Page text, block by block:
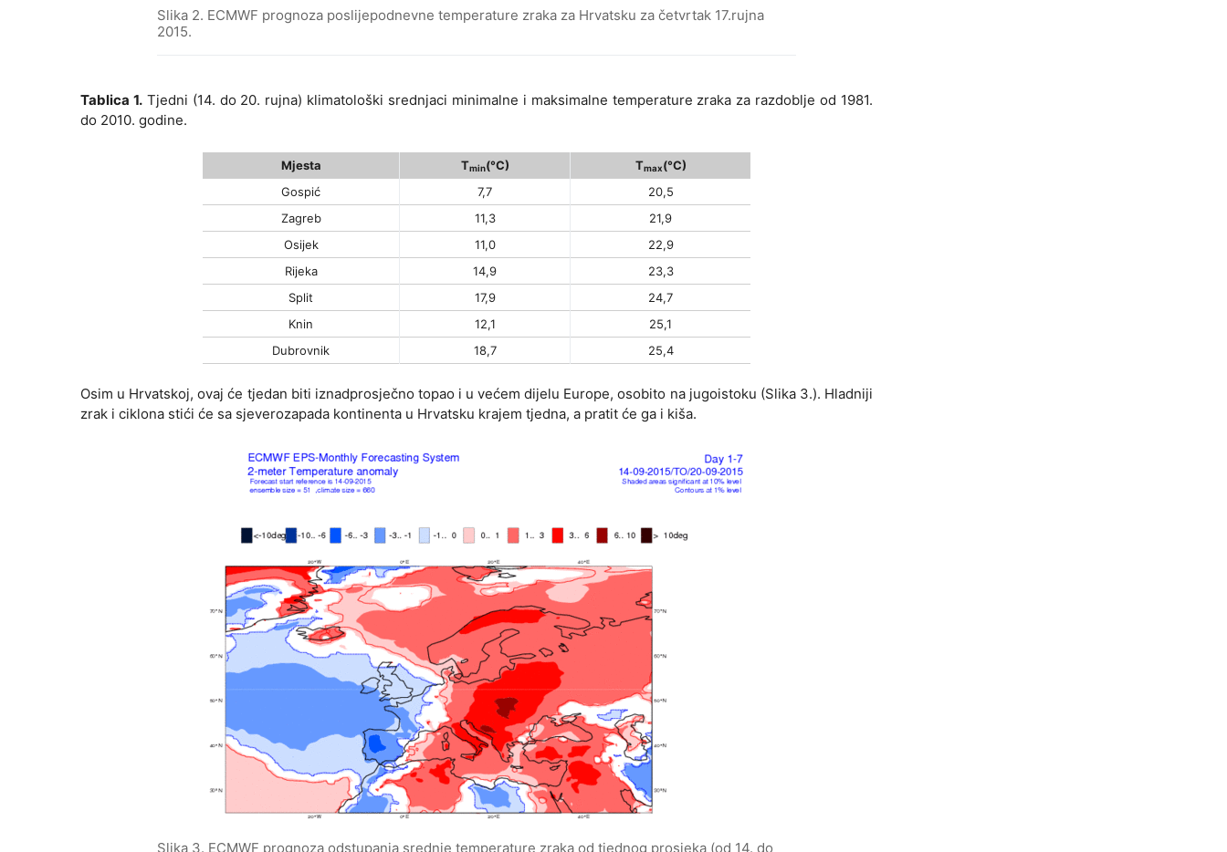
Slika 2. ECMWF prognoza poslijepodnevne temperature zraka za Hrvatsku za četvrtak 17.rujna
2015.
Tablica 1.Tjedni (14. do 20. rujna) klimatološki srednjaci minimalne i maksimalne temperature zraka za razdoblje od 1981.
do 2010. godine.
Mjesta Tmin(°C) Tmax(°C)
Gospić
7,7
20,5
Zagreb
11,3
21,9
Osijek
11,0
22,9
Rijeka
14,9
23,3
Split
17,9
24,7
Knin
12,1
25,1
Dubrovnik
18,7 25,4
Osim u Hrvatskoj, ovaj će tjedan biti iznadprosječno topao i u većem dijelu Europe, osobito na jugoistoku (Slika 3.). Hladniji
zrak i ciklona stići će sa sjeverozapada kontinenta u Hrvatsku krajem tjedna, a pratit će ga i kiša.
Slika 3. ECMWF prognoza odstupanja srednje temperature zraka od tjednog prosjeka (od 14. do